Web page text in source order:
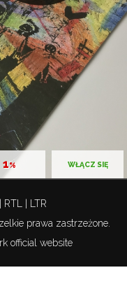
1% WŁĄCZ SIĘ
RTL
LTR
prawa zastrzeżone.
official website